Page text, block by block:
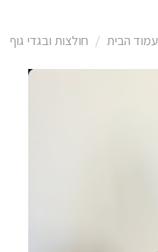
עמוד הבית / חולצות ובגדי גוף